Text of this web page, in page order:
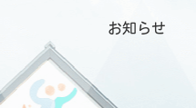
お知らせ